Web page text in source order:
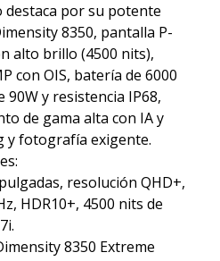
destaca por su potente
8350, pantalla P-
alto brillo (4500 nits),
con OIS, batería de 6000
90W y resistencia IP68,
de gama alta con IA y
y fotografía exigente.
resolución QHD+,
HDR10+, 4500 nits de
8350 Extreme